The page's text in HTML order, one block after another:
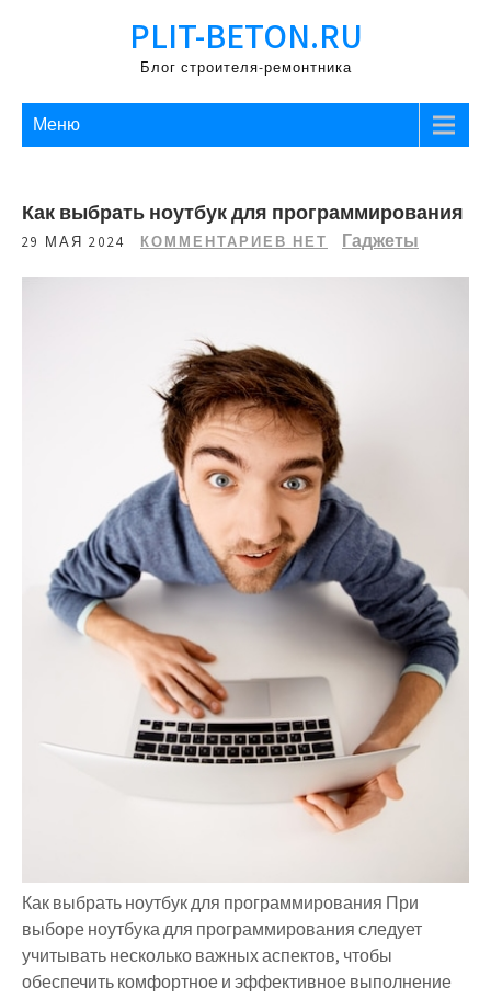
PLIT-BETON.RU
Блог строителя-ремонтника
Меню
Как выбрать ноутбук для программирования
29 МАЯ 2024 КОММЕНТАРИЕВ НЕТ Гаджеты
Как выбрать ноутбук для программирования При
выборе ноутбука для программирования следует
учитывать несколько важных аспектов, чтобы
обеспечить комфортное и эффективное выполнение